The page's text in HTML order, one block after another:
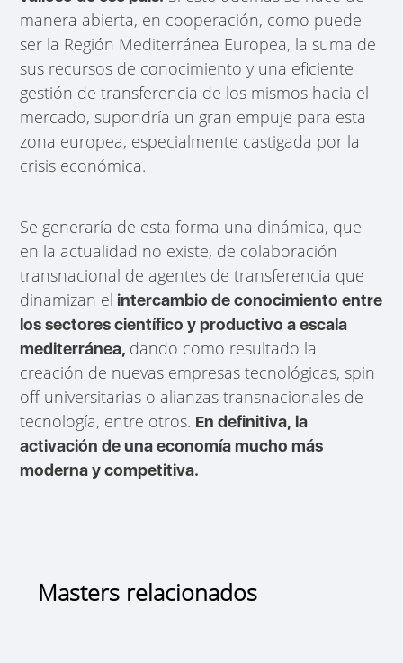
manera abierta, en cooperación, como puede
ser la Región Mediterránea Europea, la suma de
sus recursos de conocimiento y una eficiente
gestión de transferencia de los mismos hacia el
mercado, supondría un gran empuje para esta
zona europea, especialmente castigada por la
crisis económica.
Se generaría de esta forma una dinámica, que
en la actualidad no existe, de colaboración
transnacional de agentes de transferencia que
dinamizan el intercambio de conocimiento entre
los sectores científico y productivo a escala
mediterránea, dando como resultado la
creación de nuevas empresas tecnológicas, spin
off universitarias o alianzas transnacionales de
tecnología, entre otros. En definitiva, la
activación de una economía mucho más
moderna y competitiva.
Masters relacionados